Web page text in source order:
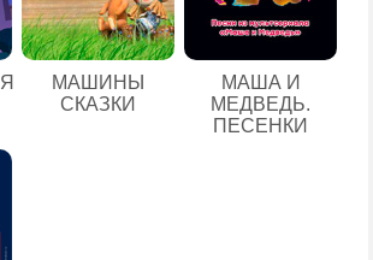
МАШИНЫ
СКАЗКИ
МАША И
МЕДВЕДЬ.
ПЕСЕНКИ